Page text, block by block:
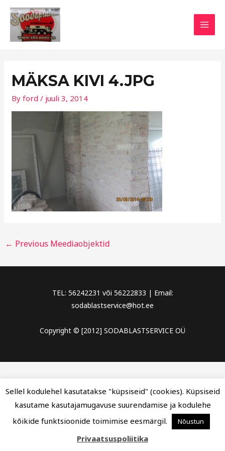
Skip
content
MÄKSA KIVI 4.JPG
Byford/ juuli 3, 2014
Post
navigation
← Previous Meediaobjektid
TEL: 56242231 või 56222833 | Email:
sodablastservice@hot.ee
Copyright © [2012] SODABLASTSERVICE OÜ
Sellel kodulehel kasutatakse "küpsiseid" (cookies). Küpsiseid
kasutame kasutajamugavuse suurendamise ja kodulehe
kõikide funktsioonide toimimise eesmärgil.
Nõustun
Privaatsuspoliitika